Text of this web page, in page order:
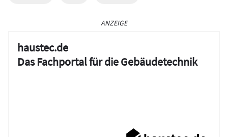
ANZEIGE
haustec.de
Das Fachportal für die Gebäudetechnik